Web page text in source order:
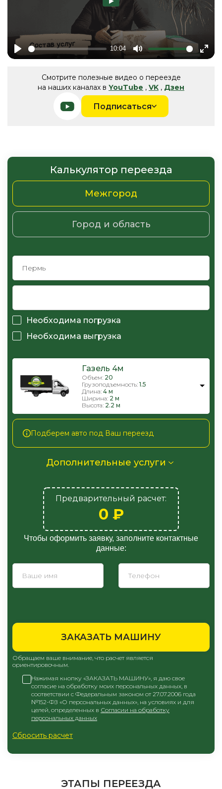
Play
10:04
Mute
Смотрите полезные видео о переезде
на наших каналах в YouTube , VK , Дзен
Подписаться
Калькулятор переезда
Межгород
Город и область
Необходима погрузка
Необходима выгрузка
Газель 4м
Объем: 20
Грузоподъемность: 1.5
Длина: 4 м
Ширина: 2 м
Высота: 2.2 м
Подберем авто под Ваш переезд
Дополнительные услуги
Чтобы оформить заявку, заполните контактные
данные:
Предварительный расчет:
0 ₽
ЗАКАЗАТЬ МАШИНУ
Обращаем ваше внимание, что расчет является
ориентировочным.
Нажимая кнопку «ЗАКАЗАТЬ МАШИНУ», я даю свое
согласие на обработку моих персональных данных, в
соответствии с Федеральным законом от 27.07.2006 года
№152-ФЗ «О персональных данных», на условиях и для
целей, определенных в Согласии на обработку
персональных данных
Сбросить расчет
ЭТАПЫ ПЕРЕЕЗДА